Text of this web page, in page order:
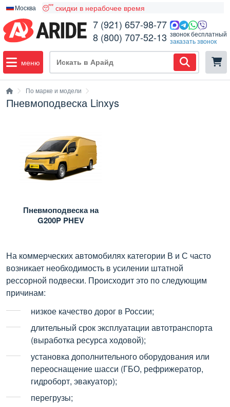
Москва 😴 скидки в нерабочее время
7 (921) 657-98-77
8 (800) 707-52-13 звонок бесплатный
заказать звонок
меню
По марке и модели
Пневмоподвеска Linxys
Пневмоподвеска на
G200P PHEV
На коммерческих автомобилях категории В и С часто
возникает необходимость в усилении штатной
рессорной подвески. Происходит это по следующим
причинам:
низкое качество дорог в России;
длительный срок эксплуатации автотранспорта
(выработка ресурса ходовой);
установка дополнительного оборудования или
переоснащение шасси (ГБО, рефрижератор,
гидроборт, эвакуатор);
перегрузы;